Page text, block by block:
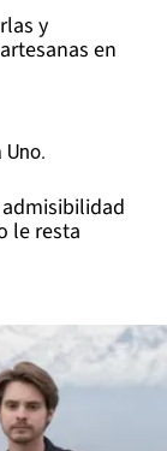
y
en
le resta